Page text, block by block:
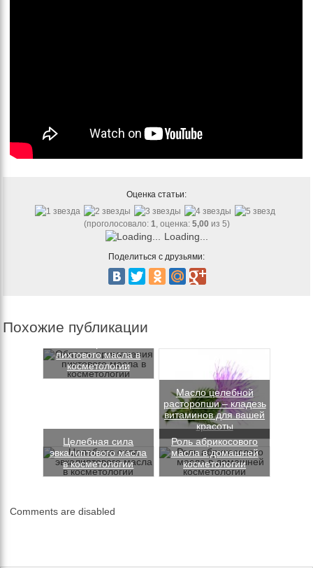
Оценка статьи:
(проголосовало: 1, оценка: 5,00 из 5)
Loading...
Поделиться с друзьями:
Похожие публикации
пихтового масла в
косметологии
Масло целебной
расторопши – кладезь
витаминов для вашей
красоты
Целебная сила
эвкалиптового масла
в косметологии
Роль абрикосового
масла в домашней
косметологии
Comments are disabled